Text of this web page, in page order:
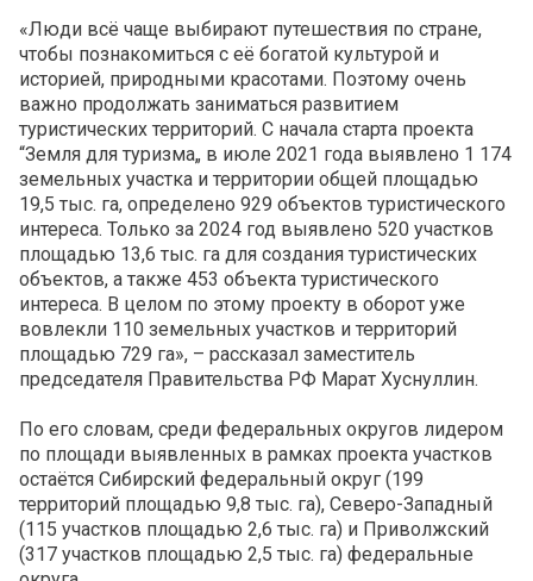
«Люди всё чаще выбирают путешествия по стране,
чтобы познакомиться с её богатой культурой и
историей, природными красотами. Поэтому очень
важно продолжать заниматься развитием
туристических территорий. С начала старта проекта
“Земля для туризма„ в июле 2021 года выявлено 1 174
земельных участка и территории общей площадью
19,5 тыс. га, определено 929 объектов туристического
интереса. Только за 2024 год выявлено 520 участков
площадью 13,6 тыс. га для создания туристических
объектов, а также 453 объекта туристического
интереса. В целом по этому проекту в оборот уже
вовлекли 110 земельных участков и территорий
площадью 729 га», – рассказал заместитель
председателя Правительства РФ Марат Хуснуллин.
По его словам, среди федеральных округов лидером
по площади выявленных в рамках проекта участков
остаётся Сибирский федеральный округ (199
территорий площадью 9,8 тыс. га), Северо-Западный
(115 участков площадью 2,6 тыс. га) и Приволжский
(317 участков площадью 2,5 тыс. га) федеральные